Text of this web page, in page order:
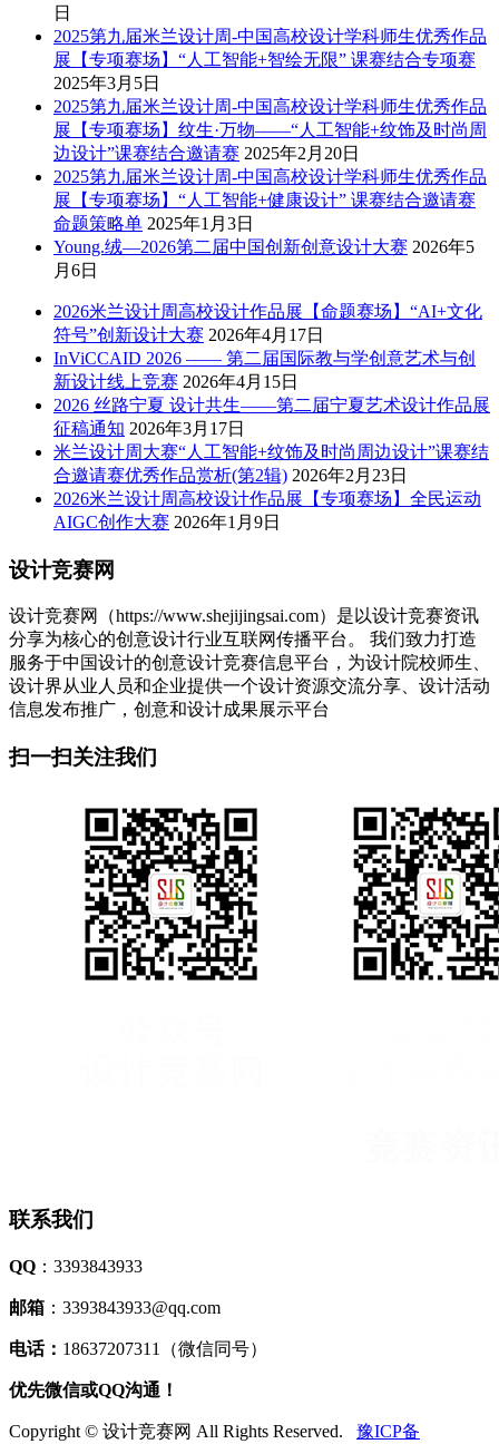
日
2025第九届米兰设计周-中国高校设计学科师生优秀作品
展【专项赛场】“人工智能+智绘无限” 课赛结合专项赛
2025年3月5日
2025第九届米兰设计周-中国高校设计学科师生优秀作品
展【专项赛场】纹生·万物——“人工智能+纹饰及时尚周
边设计”课赛结合邀请赛 2025年2月20日
2025第九届米兰设计周-中国高校设计学科师生优秀作品
展【专项赛场】“人工智能+健康设计” 课赛结合邀请赛
命题策略单 2025年1月3日
Young.绒—2026第二届中国创新创意设计大赛 2026年5
月6日
2026米兰设计周高校设计作品展【命题赛场】“AI+文化
符号”创新设计大赛 2026年4月17日
InViCCAID 2026 —— 第二届国际教与学创意艺术与创
新设计线上竞赛 2026年4月15日
2026 丝路宁夏 设计共生——第二届宁夏艺术设计作品展
征稿通知 2026年3月17日
米兰设计周大赛“人工智能+纹饰及时尚周边设计”课赛结
合邀请赛优秀作品赏析(第2辑) 2026年2月23日
2026米兰设计周高校设计作品展【专项赛场】全民运动
AIGC创作大赛 2026年1月9日
设计竞赛网
设计竞赛网（https://www.shejijingsai.com）是以设计竞赛资讯
分享为核心的创意设计行业互联网传播平台。 我们致力打造
服务于中国设计的创意设计竞赛信息平台，为设计院校师生、
设计界从业人员和企业提供一个设计资源交流分享、设计活动
信息发布推广，创意和设计成果展示平台
扫一扫关注我们
联系我们
QQ ：3393843933
邮箱 ：3393843933@qq.com
电话： 18637207311（微信同号）
优先微信或QQ沟通！
Copyright © 设计竞赛网 All Rights Reserved.
豫ICP备